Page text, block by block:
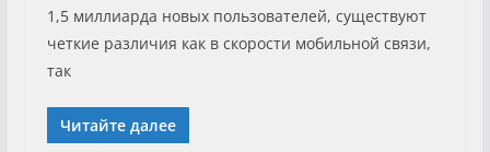
1,5 миллиарда новых пользователей, существуют
четкие различия как в скорости мобильной связи,
так
Читайте далее